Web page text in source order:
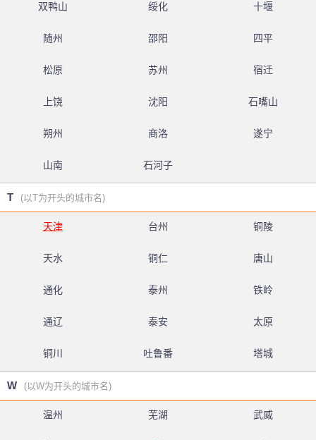
双鸭山 绥化 十堰
随州 邵阳 四平
松原 苏州 宿迁
上饶 沈阳 石嘴山
朔州 商洛 遂宁
山南 石河子
T (以T为开头的城市名)
天津 台州 铜陵
天水 铜仁 唐山
通化 泰州 铁岭
通辽 泰安 太原
铜川 吐鲁番 塔城
W (以W为开头的城市名)
温州 芜湖 武威